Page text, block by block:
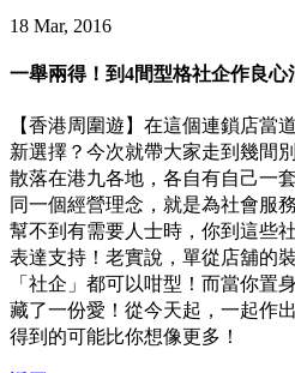
18 Mar, 2016
一舉兩得！到4間型格社企作良心
【香港周圍遊】在這個連鎖店當
新選擇？今次就帶大家走到幾間
散落在港九各地，各自有自己一
同一個經營理念，就是為社會服
幫不到有需要人士時，你到這些
表達支持！老實說，單從店舖的
「社企」都可以咁型！而當你置
藏了一份愛！從今天起，一起作
得到的可能比你想像更多！